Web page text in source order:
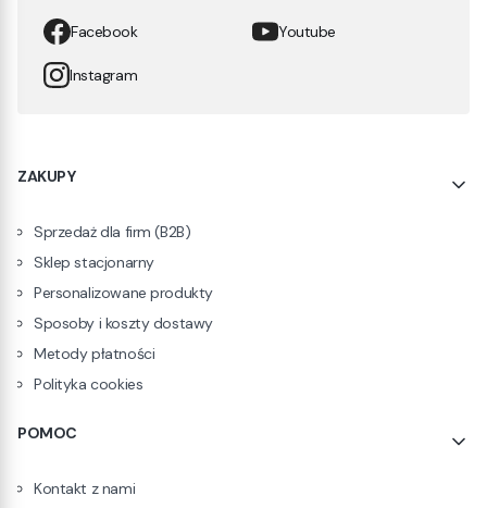
Facebook Youtube
Instagram
Linki w stopce
ZAKUPY
Sprzedaż dla firm (B2B)
Sklep stacjonarny
Personalizowane produkty
Sposoby i koszty dostawy
Metody płatności
Polityka cookies
POMOC
Kontakt z nami